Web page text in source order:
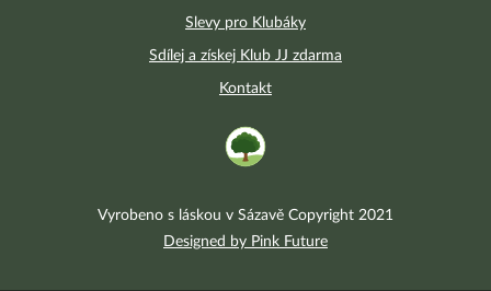
Slevy pro Klubáky
Sdílej a získej Klub JJ zdarma
Kontakt
Vyrobeno s láskou v Sázavě Copyright 2021
Designed by Pink Future